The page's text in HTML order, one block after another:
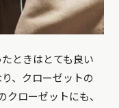
ときはとても良い
、クローゼットの
ローゼットにも、